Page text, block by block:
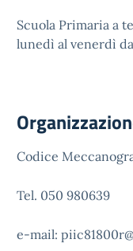
Scuola Primaria a
lunedì al venerdì
Codice
Tel. 050 980639
e-mail: